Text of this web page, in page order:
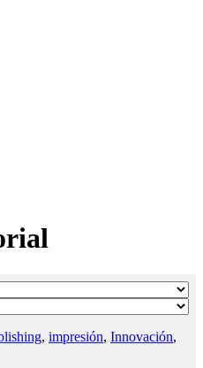
, impresión, Innovación,